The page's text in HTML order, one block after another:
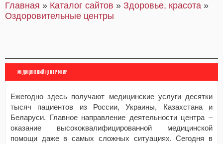
Главная » Каталог сайтов » Здоровье, красота »
Оздоровительные центры
МЕДИЦИНСКИЙ ЦЕНТР МЕИР
Ежегодно здесь получают медицинские услуги десятки
тысяч пациентов из России, Украины, Казахстана и
Беларуси. Главное направление деятельности центра –
оказание высококвалифицированной медицинской
помощи даже в самых сложных ситуациях. Сегодня в